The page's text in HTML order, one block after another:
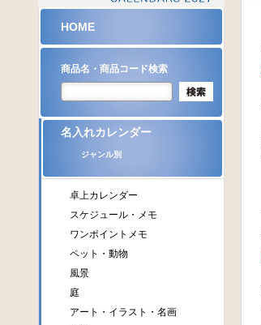
HOME
商品名・商品コード検索
名入れカレンダー
ジャンル別
卓上カレンダー
スケジュール・メモ
ワンポイントメモ
ペット・動物
風景
庭
アート・イラスト・名画